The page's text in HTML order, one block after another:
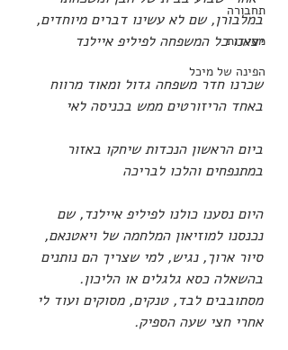
תחבורה
מסעדות
הפינה של מיכל
במלבורן, שם לא עשינו דברים מיוחדים,
יצאנו כל המשפחה לפיליפ איילנד
שכרנו חדר משפחה גדול ומאוד מרווח
באחד הריזורטים ממש בכניסה לאי
ביום הראשון הנכדות שיחקו באזור
במתנפחים והלכו לבריכה
היום נסענו כולנו לפיליפ איילנד, שם
נכנסנו למוזיאון המלחמה של ויאטנאם,
סיור ארוך, נגיש, למי שצריך הם נותנים
בהשאלה כסא גלגלים או הליכון.
מסתובבים לבד, טנקים, מסוקים ועוד לי
אחרי חצי שעה הספיק.